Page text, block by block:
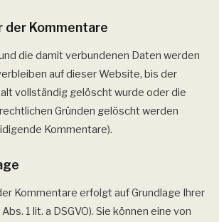
der Kommentare
die damit verbundenen Daten werden
auf dieser Website, bis der
vollständig gelöscht wurde oder die
Gründen gelöscht werden
Kommentare).
Kommentare erfolgt auf Grundlage Ihrer
1 lit. a DSGVO). Sie können eine von